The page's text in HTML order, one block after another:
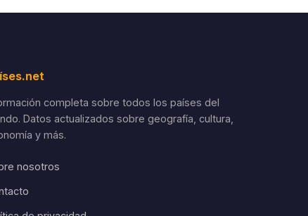
completa sobre todos los países del
Datos actualizados sobre geografía, cultura,
y más.
nosotros